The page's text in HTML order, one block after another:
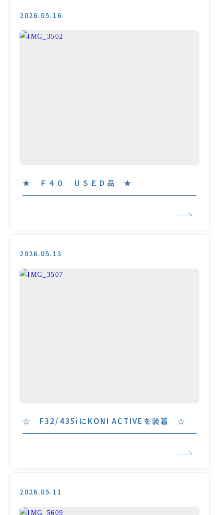
2026.05.16
★ Ｆ４０ ＵＳＥＤ品 ★
2026.05.13
☆ F32/435iにKONI ACTIVEを装着 ☆
2026.05.11